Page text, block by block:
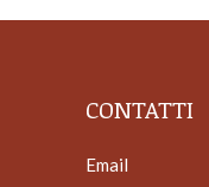
CONTATTI
Email